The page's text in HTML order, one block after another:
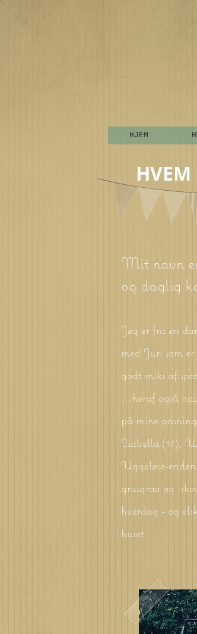
HJEM
HVEM
Mit navn
og daglig
Jeg er fra en
med Juri som
godt miks af
...heraf også
på mine
Isabella (17),
Uggeløse-
grusgrav og -
hverdag - og
huset.